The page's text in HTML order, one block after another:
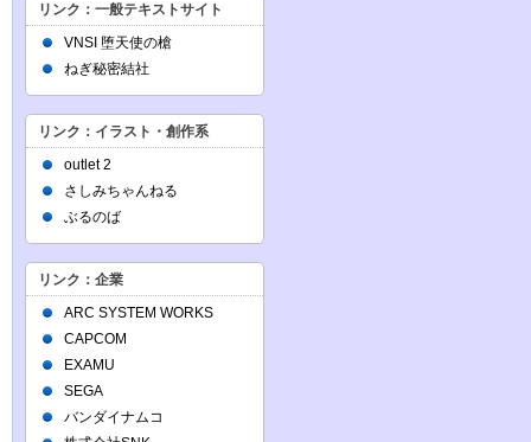
リンク：一般テキストサイト
VNSI 堕天使の槍
ねぎ秘密結社
リンク：イラスト・創作系
outlet 2
さしみちゃんねる
ぶるのば
リンク：企業
ARC SYSTEM WORKS
CAPCOM
EXAMU
SEGA
バンダイナムコ